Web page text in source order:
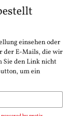
einsehen oder
der E-Mails, die wir
Sie den Link nicht
um ein